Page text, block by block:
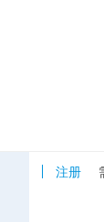
注册